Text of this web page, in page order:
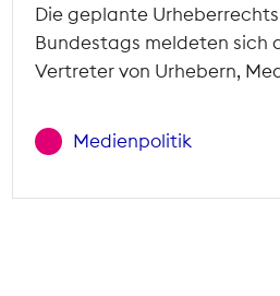
Die geplante
Bundestags meldeten sich
Vertreter von Urhebern,
Medienpolitik